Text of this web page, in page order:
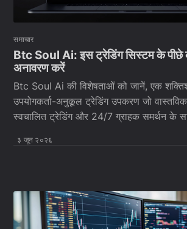
समाचार
Btc Soul Ai: इस ट्रेडिंग सिस्टम के पीछे
अनावरण करें
Btc Soul Ai की विशेषताओं को जानें, एक
उपयोगकर्ता-अनुकूल ट्रेडिंग उपकरण जो
स्वचालित ट्रेडिंग और 24/7 ग्राहक समर्थन के
३ जून २०२६